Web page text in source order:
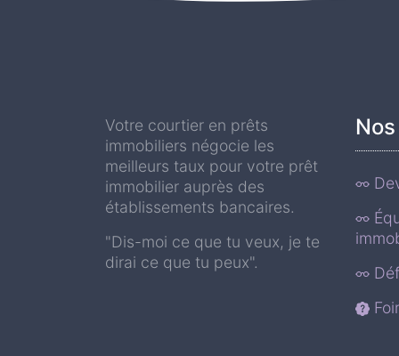
Votre courtier en prêts
immobiliers négocie les
meilleurs taux pour votre prêt
immobilier auprès des
établissements bancaires.
"Dis-moi ce que tu veux, je te
dirai ce que tu peux".